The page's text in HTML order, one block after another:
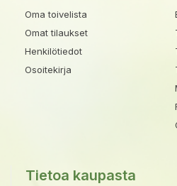
Oma toivelista
Omat tilaukset
Henkilötiedot
Osoitekirja
Tietoa kaupasta